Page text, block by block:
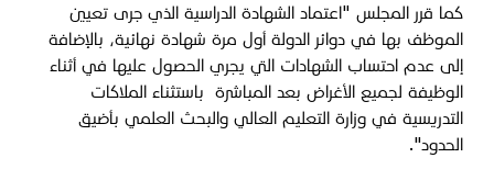
كما قرر المجلس "اعتماد الشهادة الدراسية الذي جرى تعيين
الموظف بها في دوائر الدولة أول مرة شهادة نهائية، بالإضافة
إلى عدم احتساب الشهادات التي يجري الحصول عليها في أثناء
الوظيفة لجميع الأغراض بعد المباشرة باستثناء الملاكات
التدريسية في وزارة التعليم العالي والبحث العلمي بأضيق
الحدود".